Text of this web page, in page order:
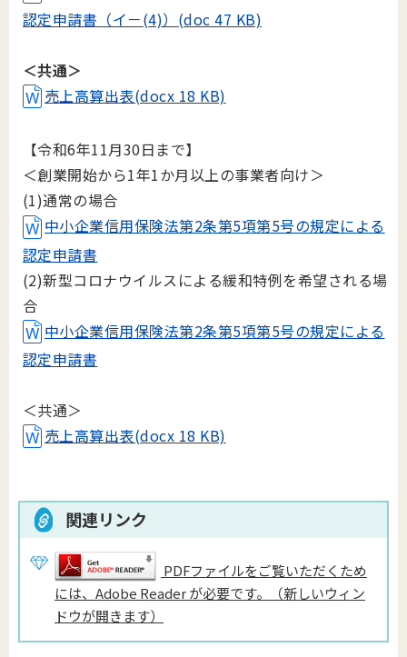
認定申請書（イ－(4)）(doc 47 KB)
＜共通＞
売上高算出表(docx 18 KB)
【令和6年11月30日まで】
＜創業開始から1年1か月以上の事業者向け＞
(1)通常の場合
中小企業信用保険法第2条第5項第5号の規定による
認定申請書
(2)新型コロナウイルスによる緩和特例を希望される場
合
中小企業信用保険法第2条第5項第5号の規定による
認定申請書
＜共通＞
売上高算出表(docx 18 KB)
関連リンク
PDFファイルをご覧いただくため
には、Adobe Reader が必要です。（新しいウィン
ドウが開きます）